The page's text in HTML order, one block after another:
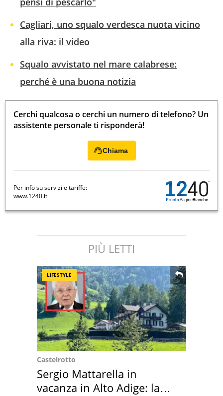
Cagliari, uno squalo verdesca nuota vicino
alla riva: il video
Squalo avvistato nel mare calabrese:
perché è una buona notizia
Cerchi qualcosa o cerchi un numero di telefono? Un
assistente personale ti risponderà!
Chiama
Per info su servizi e tariffe:
www.1240.it
PIÙ LETTI
LIFESTYLE
Castelrotto
Sergio Mattarella in
vacanza in Alto Adige: la